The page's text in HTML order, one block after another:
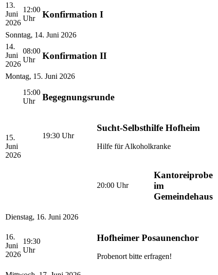
13.
Juni
2026
12:00
Uhr
Konfirmation I
Sonntag, 14. Juni 2026
14.
Juni
2026
08:00
Uhr
Konfirmation II
Montag, 15. Juni 2026
15.
Juni
2026
15:00
Uhr
Begegnungsrunde
19:30 Uhr
Sucht-Selbsthilfe Hofheim
Hilfe für Alkoholkranke
20:00 Uhr
Kantoreiprobe
im
Gemeindehaus
Dienstag, 16. Juni 2026
16.
Juni
2026
19:30
Uhr
Hofheimer Posaunenchor
Probenort bitte erfragen!